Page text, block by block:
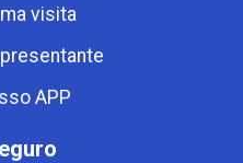
visita
APP